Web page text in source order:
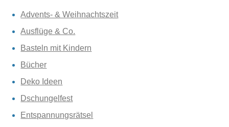
Advents- & Weihnachtszeit
Ausflüge & Co.
Basteln mit Kindern
Bücher
Deko Ideen
Dschungelfest
Entspannungsrätsel